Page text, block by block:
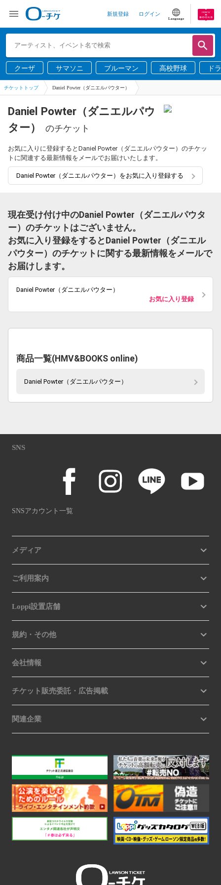
新規登録 ログイン
Language
クーザ サマソニ ブルーマン 高校野球 ド
チケットトップ Daniel Powter（ダニエルパウター）
Daniel Powter（ダニエルパウ
ター）
のチケット
お気に入りに登録するとDaniel Powter（ダニエルパウター）のチケッ
トに関連する最新情報をメールでお届けいたします。
Daniel Powter（ダニエルパウター）をお気に入り登録する
現在受け付け中のDaniel Powter（ダニエルパウタ
ー）のチケットはございません。
お気に入り登録をするとDaniel Powter（ダニエル
パウター）のチケットに関する最新情報をメールで
お届けします。
Daniel Powter（ダニエルパウター）
お気に入り登録
商品一覧(HMV&BOOKS online)
Daniel Powter（ダニエルパウター）
SNS
SNSアカウント一覧
メディア
ご利用案内
Loppi設置店舗
規約・その他
会社情報
チケット販売委託・広告掲載
関連企業